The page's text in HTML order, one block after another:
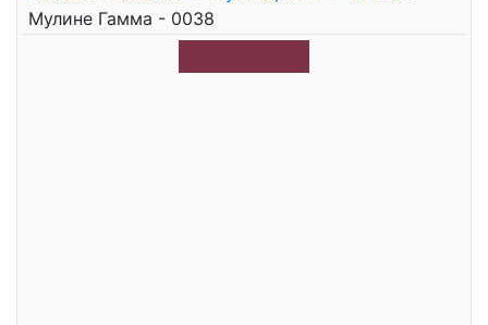
Мулине Гамма - 0038